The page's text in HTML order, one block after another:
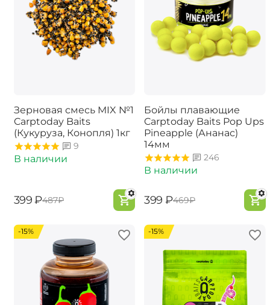
Зерновая смесь MIX №1
Carptoday Baits
(Кукуруза, Конопля) 1кг
9
В наличии
‍399‍ ₽‍487‍₽
Бойлы плавающие
Carptoday Baits Pop Ups
Pineapple (Ананас)
14мм
246
В наличии
‍399‍ ₽‍469‍₽
-15% -15%